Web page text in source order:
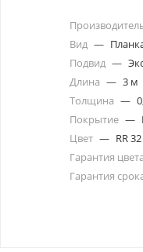
Вид —
Подвид —
Длина — 3 м
Толщина —
Покрытие —
Цвет — RR
Гарантия цвета
Гарантия